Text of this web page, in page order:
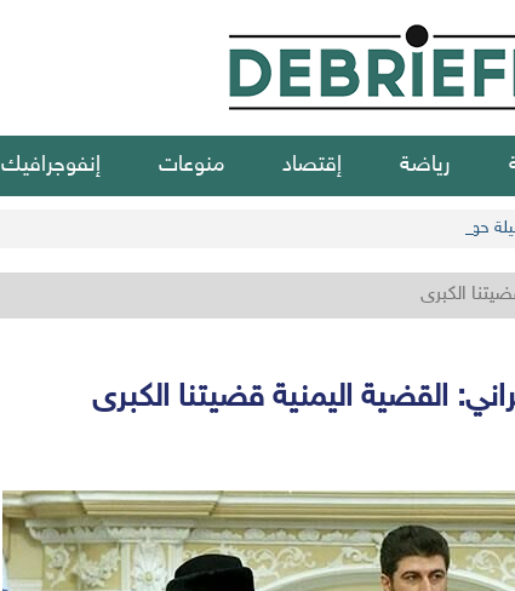
رياضة إقتصاد منوعات إنفوجرافيك
الكبرى
القضية اليمنية قضيتنا الكبرى